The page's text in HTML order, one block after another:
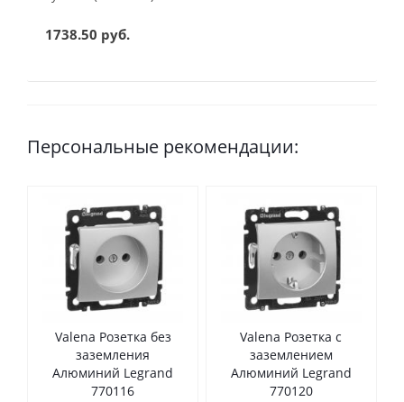
1738.50 руб.
Персональные рекомендации:
Valena Розетка без
заземления
Алюминий Legrand
770116
Valena Розетка с
заземлением
Алюминий Legrand
770120